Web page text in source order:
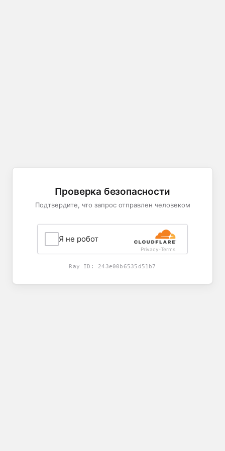
Проверка безопасности
Подтвердите, что запрос отправлен человеком
Я не робот
Privacy-Terms
Ray ID: 243e00b6535d51b7